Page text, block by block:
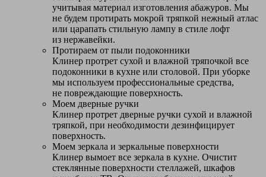
учитывая материал изготовления абажуров. Мы
не будем протирать мокрой тряпкой нежный атлас
или царапать стильную лампу в стиле лофт
из нержавейки.
Протираем от пыли подоконники
Клинер протрет сухой и влажной тряпочкой все
подоконники в кухне или столовой. При уборке
мы используем профессиональные средства,
не повреждающие поверхность.
Моем дверные ручки
Клинер протрет дверные ручки сухой и влажной
тряпкой, при необходимости дезинфицирует
поверхность.
Моем зеркала и зеркальные поверхности
Клинер вымоет все зеркала в кухне. Очистит
стеклянные поверхности стеллажей, шкафов